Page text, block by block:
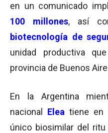
en un comunicado
100 millones, así
biotecnología de
unidad productiva
provincia de Buenos
En la Argentina
nacional Elea tiene en
único biosimilar del ritu